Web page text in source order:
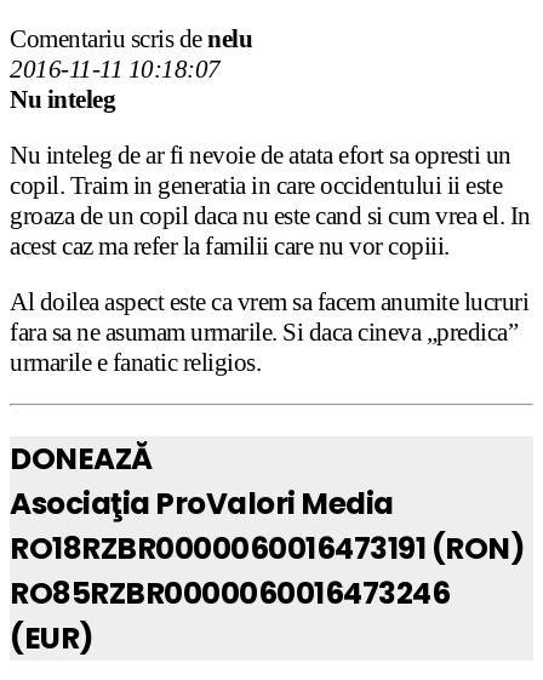
Comentariu scris denelu
2016-11-11 10:18:07
Nu inteleg
Nu inteleg de ar fi nevoie de atata efort sa opresti un
copil. Traim in generatia in care occidentului ii este
groaza de un copil daca nu este cand si cum vrea el. In
acest caz ma refer la familii care nu vor copiii.
Al doilea aspect este ca vrem sa facem anumite lucruri
fara sa ne asumam urmarile. Si daca cineva „predica”
urmarile e fanatic religios.
DONEAZĂ
Asociaţia ProValori Media
RO18RZBR0000060016473191 (RON)
RO85RZBR0000060016473246
(EUR)